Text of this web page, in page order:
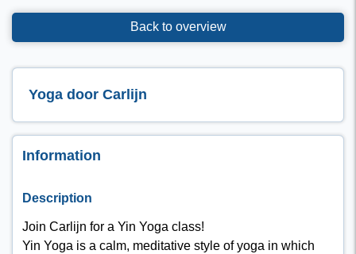
Back to overview
Yoga door Carlijn
Information
Description
Join Carlijn for a Yin Yoga class!
Yin Yoga is a calm, meditative style of yoga in which